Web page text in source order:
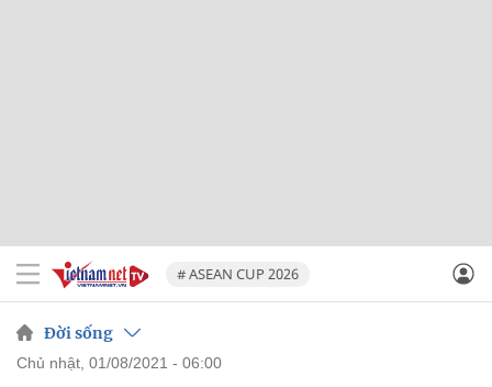
# ASEAN CUP 2026
Đời sống
chủ nhật, 01/08/2021 - 06:00